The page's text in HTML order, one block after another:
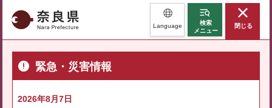
奈良県 Language
検索
メニュー
閉じる
緊急・災害情報
2026年8月7日